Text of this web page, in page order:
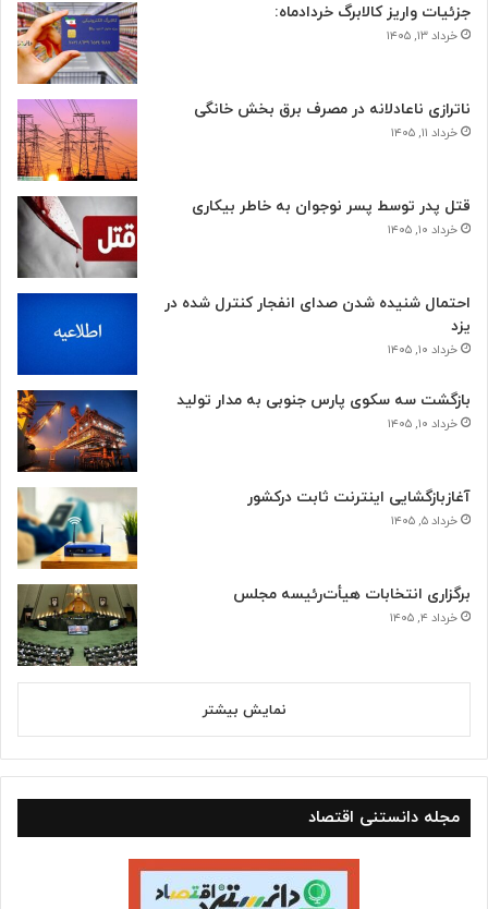
جزئیات واریز کالابرگ خردادماه:
خرداد ۱۳, ۱۴۰۵
ناترازی ناعادلانه در مصرف برق بخش خانگی
خرداد ۱۱, ۱۴۰۵
قتل پدر توسط پسر نوجوان به خاطر بیکاری
خرداد ۱۰, ۱۴۰۵
احتمال شنیده شدن صدای انفجار کنترل شده در
یزد
خرداد ۱۰, ۱۴۰۵
بازگشت سه سکوی پارس جنوبی به مدار تولید
خرداد ۱۰, ۱۴۰۵
آغازبازگشایی اینترنت ثابت درکشور
خرداد ۵, ۱۴۰۵
برگزاری انتخابات هیأت‌رئیسه مجلس
خرداد ۴, ۱۴۰۵
نمایش بیشتر
مجله دانستنی اقتصاد